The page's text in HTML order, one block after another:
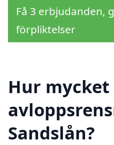
Få 3 erbjudanden,
förpliktelser
Hur
Sandslån?